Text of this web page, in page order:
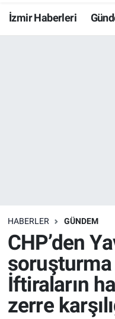
İzmir Haberleri
HABERLER GÜNDEM
CHP’den
İftiraların
zerre
Resmi İlanlar